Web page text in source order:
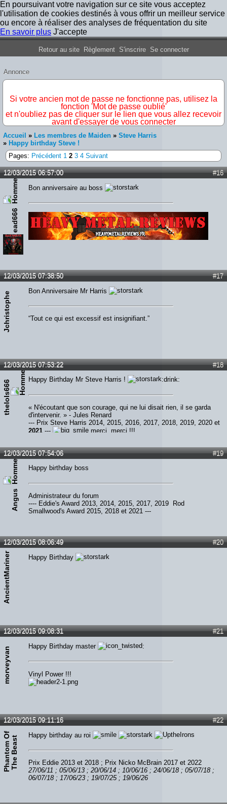
En poursuivant votre navigation sur ce site vous acceptez
l'utilisation de cookies destinés à vous offrir un meilleur service
ou encore à réaliser des analyses de fréquentation du site
En savoir plus J'accepte
Forum Iron Maiden France
Retour au site Règlement S'inscrire Se connecter
Annonce
Si votre ancien mot de passe ne fonctionne pas, utilisez la
fonction 'Mot de passe oublié'
et n'oubliez pas de cliquer sur le lien que vous allez recevoir
avant d'essayer de vous connecter
Accueil » Les membres de Maiden » Steve Harris
» Happy birthday Steve !
Pages: Précédent 1 2 3 4 Suivant
#16
12/03/2015 06:57:00
ead666
Bon anniversaire au boss
#17
12/03/2015 07:38:50
Jchristophe Bon Anniversaire Mr Harris
“Tout ce qui est excessif est insignifiant.”
#18
12/03/2015 07:53:22
thelols666 Happy Birthday Mr Steve Harris ! :drink:
« N'écoutant que son courage, qui ne lui disait rien, il se garda
d'intervenir. » - Jules Renard
--- Prix Steve Harris 2014, 2015, 2016, 2017, 2018, 2019, 2020 et
2021 --- merci, merci !!!
#19
12/03/2015 07:54:06
Angus
Happy birthday boss
Administrateur du forum
---- Eddie's Award 2013, 2014, 2015, 2017, 2019 Rod
Smallwood's Award 2015, 2018 et 2021 ---
#20
12/03/2015 08:06:49
AncientMariner Happy Birthday
#21
12/03/2015 09:08:31
morveyvan Happy Birthday master :
Vinyl Power !!!
#22
12/03/2015 09:11:16
P
h
a
n
t
o
m
O
f
T
h
e
B
e
a
st Happy birthday au roi
Prix Eddie 2013 et 2018 ; Prix Nicko McBrain 2017 et 2022
27/06/11 ; 05/06/13 ; 20/06/14 ; 10/06/16 ; 24/06/18 ; 05/07/18 ;
06/07/18 ; 17/06/23 ; 19/07/25 ; 19/06/26